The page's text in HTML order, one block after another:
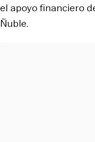
el apoyo financiero
Ñuble.